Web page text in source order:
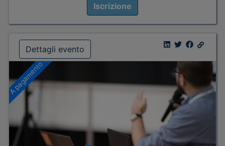
Iscrizione
Dettagli evento
A pagamento